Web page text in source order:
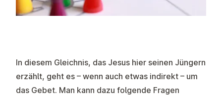
In diesem Gleichnis, das Jesus hier seinen Jüngern
erzählt, geht es – wenn auch etwas indirekt – um
das Gebet. Man kann dazu folgende Fragen